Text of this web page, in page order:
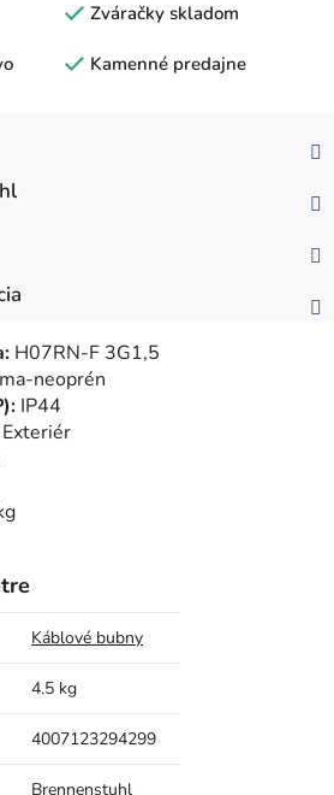
Zváračky skladom
Kamenné predajne
H07RN-F 3G1,5
neoprén
IP44
Exteriér
Káblové bubny
4.5 kg
4007123294299
Brennenstuhl